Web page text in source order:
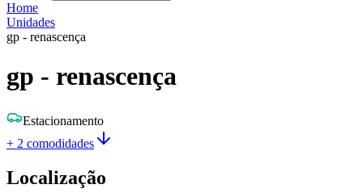
Home
Unidades
gp - renascença
gp - renascença
Estacionamento
+ 2 comodidades
Localização